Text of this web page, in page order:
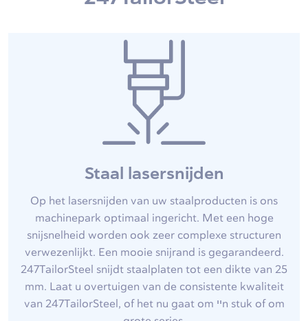
Staal lasersnijden
Op het lasersnijden van uw staalproducten is ons
machinepark optimaal ingericht. Met een hoge
snijsnelheid worden ook zeer complexe structuren
verwezenlijkt. Een mooie snijrand is gegarandeerd.
247TailorSteel snijdt staalplaten tot een dikte van 25
mm. Laat u overtuigen van de consistente kwaliteit
van 247TailorSteel, of het nu gaat om ייn stuk of om